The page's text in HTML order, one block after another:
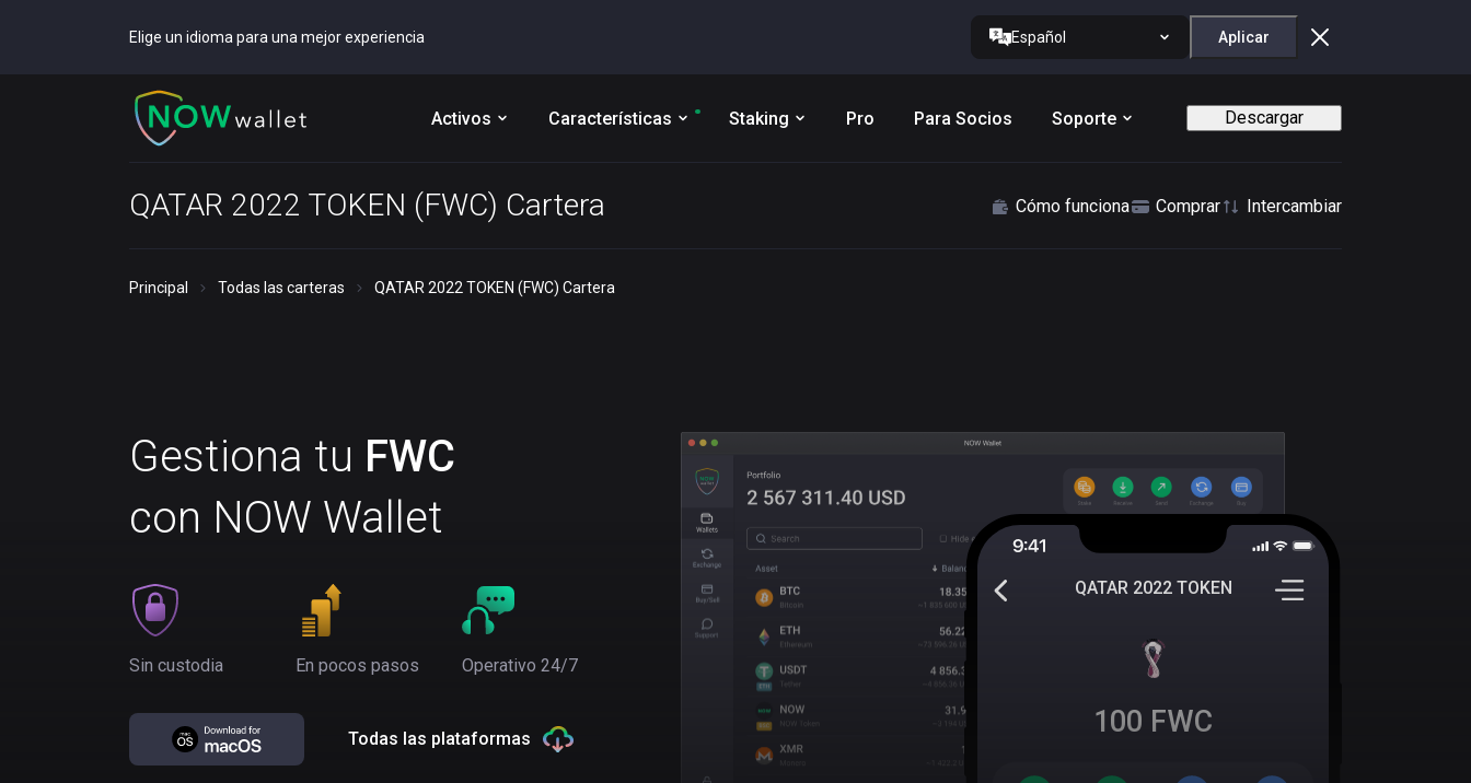
Elige un idioma para una mejor experiencia Español Aplicar
Activos Características Staking Pro Para Socios Soporte Descargar
QATAR 2022 TOKEN (FWC) Cartera Cómo funciona Comprar Intercambiar
Principal Todas las carteras QATAR 2022 TOKEN (FWC) Cartera
Gestiona tu FWC
con NOW Wallet
Sin custodia En pocos pasos Operativo 24/7
Todas las plataformas
QATAR 2022 TOKEN
100 FWC